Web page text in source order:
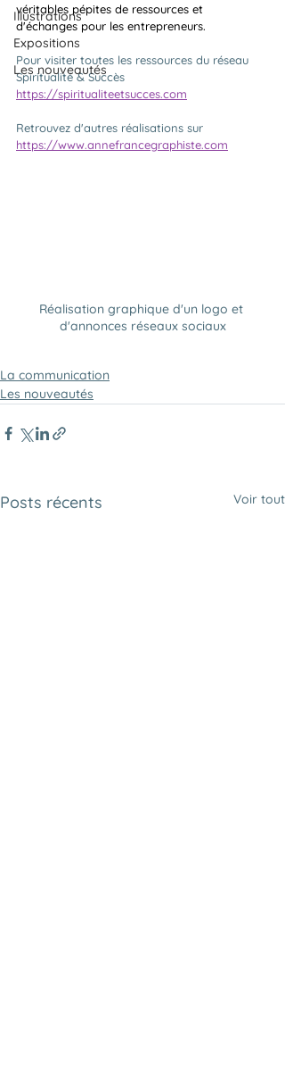
Illustrations
Expositions
Les nouveautés
véritables pépites de ressources et
d'échanges pour les entrepreneurs.
Pour visiter toutes les ressources du réseau
Spiritualité & Succès
https://spiritualiteetsucces.com
Retrouvez d'autres réalisations sur
https://www.annefrancegraphiste.com
Réalisation graphique d'un logo et
d'annonces réseaux sociaux
La communication
Les nouveautés
Posts récents Voir tout